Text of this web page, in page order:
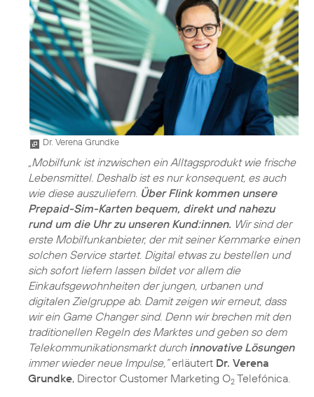
Dr. Verena Grundke
„Mobilfunk ist inzwischen ein Alltagsprodukt wie frische
Lebensmittel. Deshalb ist es nur konsequent, es auch
wie diese auszuliefern. Über Flink kommen unsere
Prepaid-Sim-Karten bequem, direkt und nahezu
rund um die Uhr zu unseren Kund:innen. Wir sind der
erste Mobilfunkanbieter, der mit seiner Kernmarke einen
solchen Service startet. Digital etwas zu bestellen und
sich sofort liefern lassen bildet vor allem die
Einkaufsgewohnheiten der jungen, urbanen und
digitalen Zielgruppe ab. Damit zeigen wir erneut, dass
wir ein Game Changer sind. Denn wir brechen mit den
traditionellen Regeln des Marktes und geben so dem
Telekommunikationsmarkt durch innovative Lösungen
immer wieder neue Impulse,”erläutert Dr. Verena
Grundke, Director Customer Marketing O2 Telefónica.